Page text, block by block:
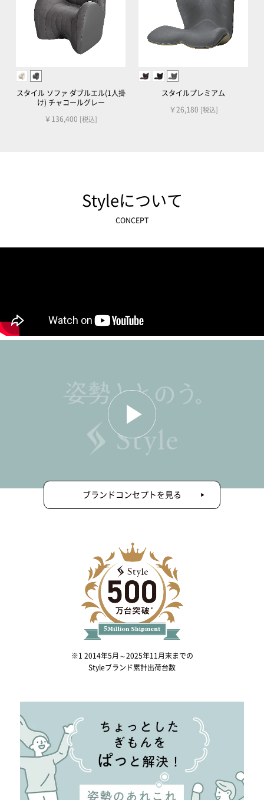
スタイル ソファ ダブルエル(1人掛
け) チャコールグレー
￥136,400 [税込]
スタイルプレミアム
￥26,180 [税込]
Styleについて
CONCEPT
わたしたちStyleは
「姿勢」にアプローチしたプロダクトで、
現代に生きる人を、
心身ともに健康な状態へ導きます。
ブランドコンセプトを見る
※1 2014年5月～2025年11月末までの
Styleブランド累計出荷台数